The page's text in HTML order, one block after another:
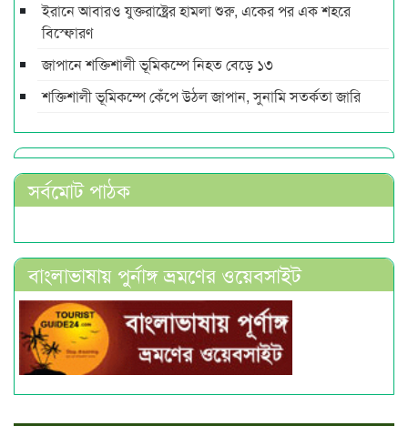
ইরানে আবারও যুক্তরাষ্ট্রের হামলা শুরু, একের পর এক শহরে
বিস্ফোরণ
জাপানে শক্তিশালী ভূমিকম্পে নিহত বেড়ে ১৩
শক্তিশালী ভূমিকম্পে কেঁপে উঠল জাপান, সুনামি সতর্কতা জারি
সর্বমোট পাঠক
বাংলাভাষায় পুর্নাঙ্গ ভ্রমণের ওয়েবসাইট